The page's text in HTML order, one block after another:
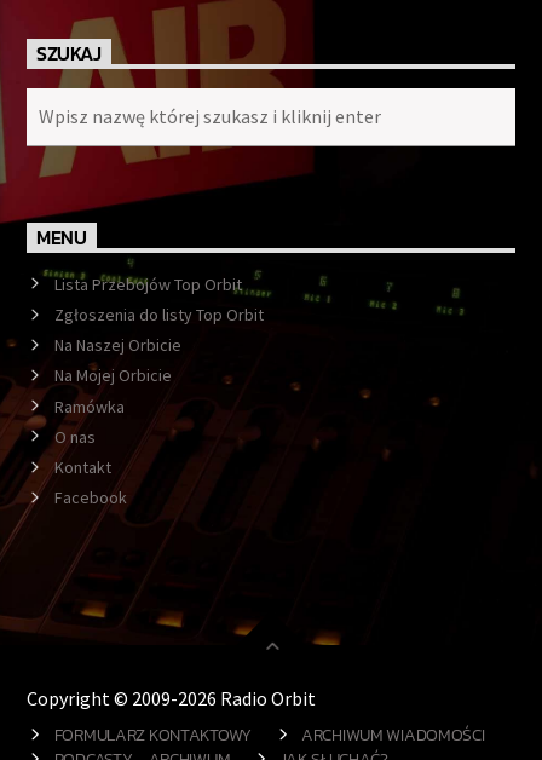
SZUKAJ
MENU
Lista Przebojów Top Orbit
Zgłoszenia do listy Top Orbit
Na Naszej Orbicie
Na Mojej Orbicie
Ramówka
O nas
Kontakt
Facebook
Copyright © 2009-2026 Radio Orbit
FORMULARZ KONTAKTOWY
ARCHIWUM WIADOMOŚCI